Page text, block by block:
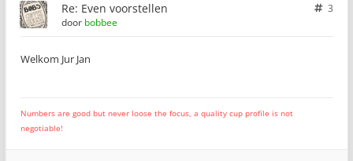
Re: Even voorstellen
3
door bobbee
Welkom Jur Jan
Numbers are good but never loose the focus, a quality cup profile is not
negotiable!